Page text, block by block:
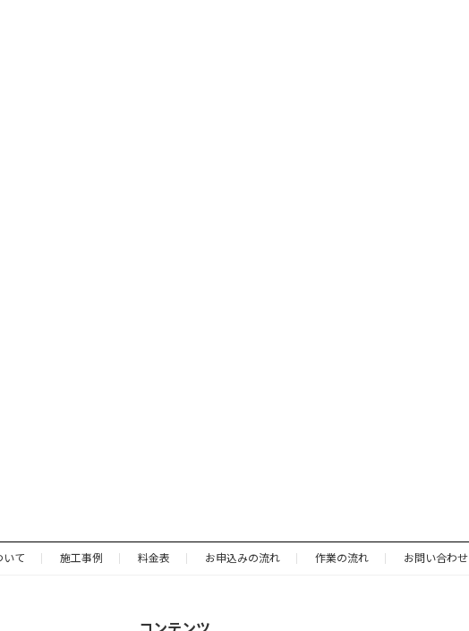
いて 施工事例 料金表 お申込みの流れ 作業の流れ お問い合わせ